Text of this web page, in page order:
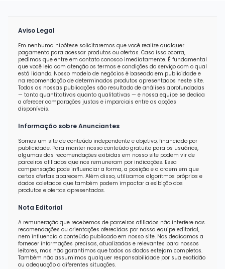
Aviso Legal
Em nenhuma hipótese solicitaremos que você realize qualquer
pagamento para acessar produtos ou ofertas. Caso isso ocorra,
pedimos que entre em contato conosco imediatamente. É fundamental
que você leia com atenção os termos e condições do serviço com o qual
está lidando. Nosso modelo de negócios é baseado em publicidade e
na recomendação de determinados produtos apresentados neste site.
Todas as nossas publicações são resultado de análises aprofundadas
— tanto quantitativas quanto qualitativas — e nossa equipe se dedica
a oferecer comparações justas e imparciais entre as opções
disponíveis.
Informação sobre Anunciantes
Somos um site de conteúdo independente e objetivo, financiado por
publicidade. Para manter nosso conteúdo gratuito para os usuários,
algumas das recomendações exibidas em nosso site podem vir de
parceiros afiliados que nos remuneram por indicações. Essa
compensação pode influenciar a forma, a posição e a ordem em que
certas ofertas aparecem. Além disso, utilizamos algoritmos próprios e
dados coletados que também podem impactar a exibição dos
produtos e ofertas apresentados.
Nota Editorial
A remuneração que recebemos de parceiros afiliados não interfere nas
recomendações ou orientações oferecidas por nossa equipe editorial,
nem influencia o conteúdo publicado em nosso site. Nos dedicamos a
fornecer informações precisas, atualizadas e relevantes para nossos
leitores, mas não garantimos que todos os dados estejam completos.
Também não assumimos qualquer responsabilidade por sua exatidão
ou adequação a diferentes situações.